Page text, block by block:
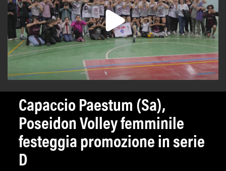
Capaccio Paestum (Sa),
Poseidon Volley femminile
festeggia promozione in serie
D